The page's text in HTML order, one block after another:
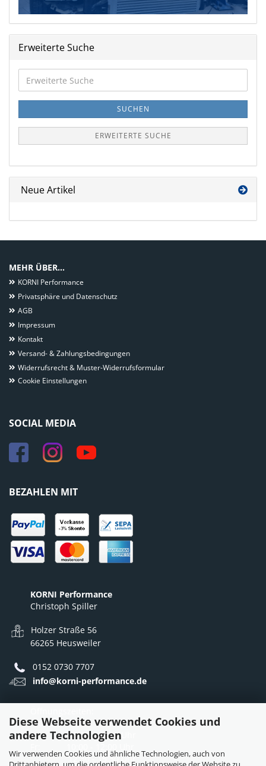
Diese Webseite verwendet Cookies und
andere Technologien
Wir verwenden Cookies und ähnliche Technologien, auch von
Erweiterte Suche
Suche
SUCHEN
ERWEITERTE SUCHE
Neue Artikel
MEHR ÜBER...
KORNI Performance
Privatsphäre und Datenschutz
AGB
Impressum
Kontakt
Versand- & Zahlungsbedingungen
Widerrufsrecht & Muster-Widerrufsformular
Cookie Einstellungen
SOCIAL MEDIA
BEZAHLEN MIT
KORNI Performance
Christoph Spiller
Holzer Straße 56
66265 Heusweiler
0152 0730 7707
info@korni-performance.de
Mo - Do: 10:00 - 12:00 Uhr
12:30 - 16:30 Uhr
12:30 - 15:30 Uhr